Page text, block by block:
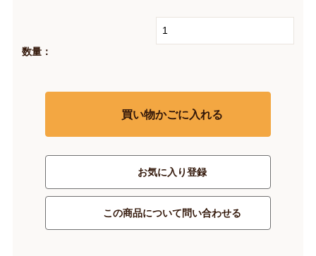
数量：
買い物かごに入れる
お気に入り登録
この商品について問い合わせる